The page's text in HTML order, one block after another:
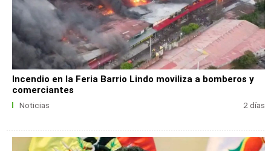
Incendio en la Feria Barrio Lindo moviliza a bomberos y
comerciantes
Noticias 2 días